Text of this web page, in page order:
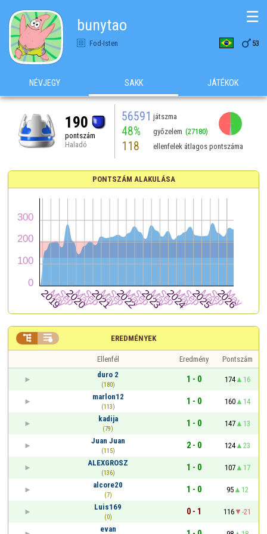
bunytao
Fod-Isten  53
☰
NÉVJEGY SAKK JÁTÉKOK
190
pontszám
Haladó
56591 játszma
48% győzelem (27180)
118 ellenfelek átlagos pontszáma
PONTSZÁM ALAKULÁSA
EREDMÉNYEK
 
Ellenfél Eredmény
Pontszám
duro 2
(180)
1 - 0 174
16
marlon12
(113)
1 - 0 160
14
kadija
(79)
1 - 0 147
13
Juan Juan
(115)
2 - 0 124
23
ALEXGROSZ
(136)
1 - 0 107
17
alcore20
(7)
1 - 0 95
12
Luis169
(0)
0 - 1 116
-21
evan